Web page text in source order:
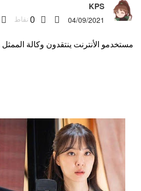
KPS
04/09/2021
0 نقاط
مستخدمو الأنترنت ينتقدون وكالة